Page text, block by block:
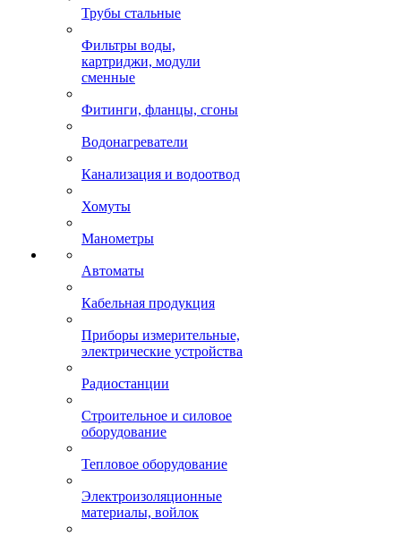
Трубы стальные
Фильтры воды,
картриджи, модули
сменные
Фитинги, фланцы, сгоны
Водонагреватели
Канализация и водоотвод
Хомуты
Манометры
Автоматы
Кабельная продукция
Приборы измерительные,
электрические устройства
Радиостанции
Строительное и силовое
оборудование
Тепловое оборудование
Электроизоляционные
материалы, войлок